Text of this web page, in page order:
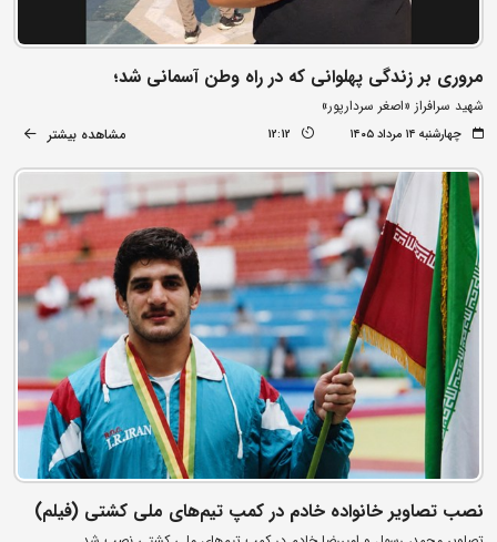
مروری بر زندگی پهلوانی که در راه وطن آسمانی شد؛
شهید سرافراز «اصغر سردارپور»
چهارشنبه ۱۴ مرداد ۱۴۰۵ 12:12 مشاهده بیشتر
نصب تصاویر خانواده خادم در کمپ تیم‌های ملی کشتی (فیلم)